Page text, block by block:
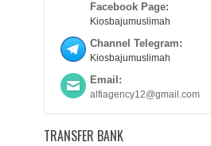
Facebook Page:
Kiosbajumuslimah
Channel Telegram:
Kiosbajumuslimah
Email:
alfiagency12@gmail.com
TRANSFER BANK